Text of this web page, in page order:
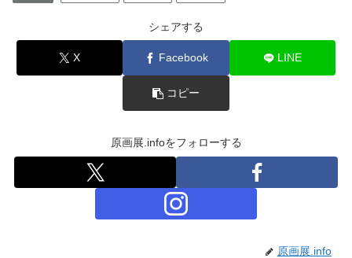
シェアする
X Facebook LINE
コピー
原画展.infoをフォローする
原画展.info